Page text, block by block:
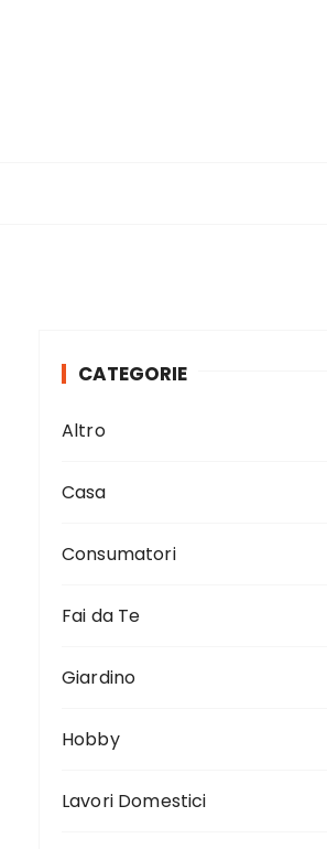
CATEGORIE
Altro
Casa
Consumatori
Fai da Te
Giardino
Hobby
Lavori Domestici